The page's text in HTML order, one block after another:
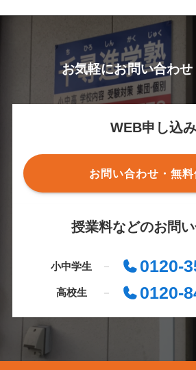
お気軽にお問い合わ
WEB申し込み
お問い合わせ・無料
授業料などのお問
小中学生 0120-
高校生 0120-